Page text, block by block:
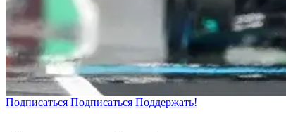
Подписаться Подписаться Поддержать!